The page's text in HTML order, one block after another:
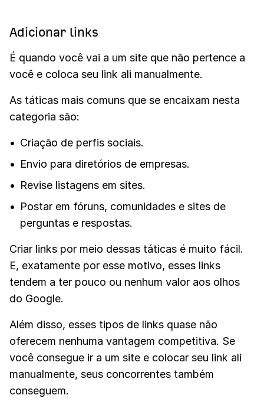
Adicionar links
É quando você vai a um site que não pertence a
você e coloca seu link ali manualmente.
As táticas mais comuns que se encaixam nesta
categoria são:
Criação de perfis sociais.
Envio para diretórios de empresas.
Revise listagens em sites.
Postar em fóruns, comunidades e sites de
perguntas e respostas.
Criar links por meio dessas táticas é muito fácil.
E, exatamente por esse motivo, esses links
tendem a ter pouco ou nenhum valor aos olhos
do Google.
Além disso, esses tipos de links quase não
oferecem nenhuma vantagem competitiva. Se
você consegue ir a um site e colocar seu link ali
manualmente, seus concorrentes também
conseguem.